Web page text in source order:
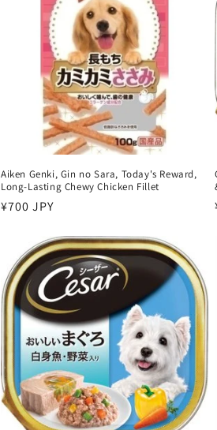
Aiken Genki, Gin no Sara, Today's Reward,
Long-Lasting Chewy Chicken Fillet
سعر
¥700 JPY